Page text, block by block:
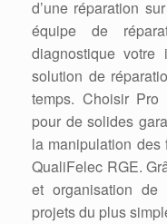
d’une réparation
équipe de
diagnostique
solution de
temps. Choisir Pro
pour de solides
la manipulation des
QualiFelec RGE.
et organisation
projets du plus